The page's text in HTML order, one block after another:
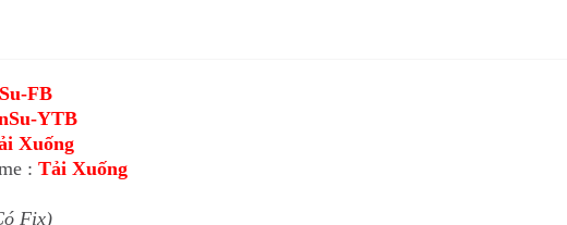
FB
YTB
Xuống
: Tải Xuống
Fix)